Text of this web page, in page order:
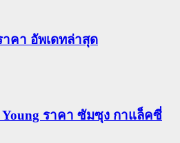
าคา อัพเดทล่าสุด
Young ราคา ซัมซุง กาแล็คซี่